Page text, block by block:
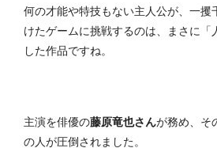
何の才能や特技もない主人公が、一攫
けたゲームに挑戦するのは、まさに「
した作品ですね。
主演を俳優の藤原竜也さんが務め、そ
の人が圧倒されました。